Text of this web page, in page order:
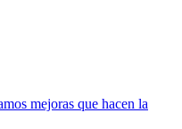
mejoras que hacen la